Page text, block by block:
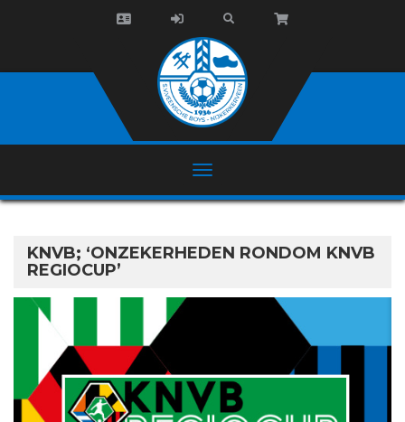
KNVB; ‘ONZEKERHEDEN RONDOM KNVB
REGIOCUP’